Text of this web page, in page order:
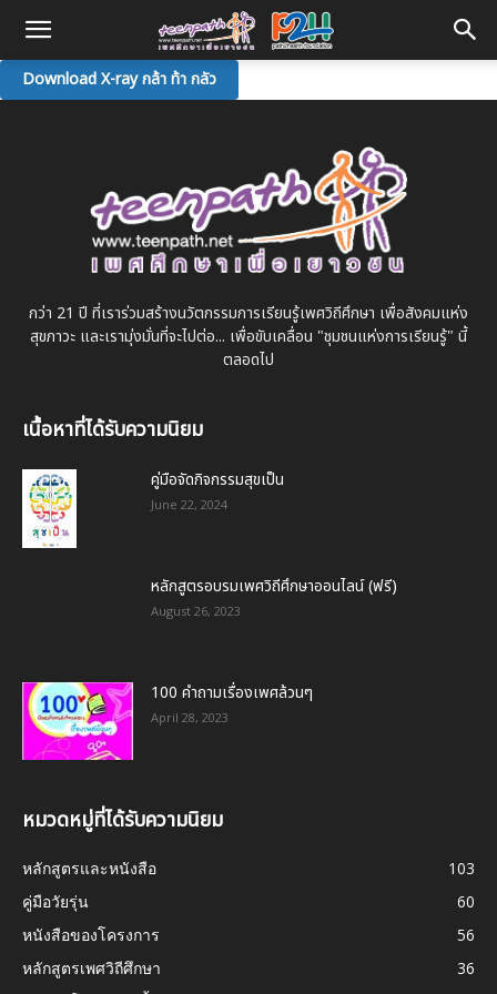
Download X-ray กล้า ท้า กลัว
กว่า 21 ปี ที่เราร่วมสร้างนวัตกรรมการเรียนรู้เพศวิถีศึกษา เพื่อสังคมแห่ง
สุขภาวะ และเรามุ่งมั่นที่จะไปต่อ... เพื่อขับเคลื่อน "ชุมชนแห่งการเรียนรู้" นี้
ตลอดไป
เนื้อหาที่ได้รับความนิยม
คู่มือจัดกิจกรรมสุขเป็น
June 22, 2024
หลักสูตรอบรมเพศวิถีศึกษาออนไลน์ (ฟรี)
August 26, 2023
100 คำถามเรื่องเพศล้วนๆ
April 28, 2023
หมวดหมู่ที่ได้รับความนิยม
หลักสูตรและหนังสือ
103
คู่มือวัยรุ่น
60
หนังสือของโครงการ
56
หลักสูตรเพศวิถีศึกษา
36